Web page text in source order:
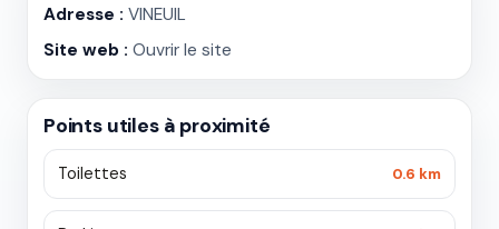
Adresse : VINEUIL
Site web : Ouvrir le site
Points utiles à proximité
Toilettes 0.6 km